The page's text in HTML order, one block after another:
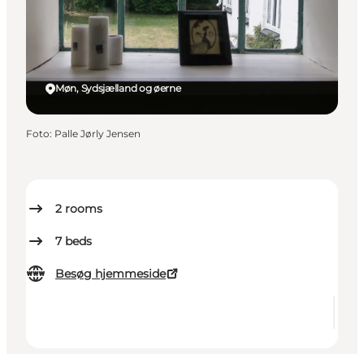
2 rooms
7 beds
Besøg hjemmeside
Møn, Sydsjælland og øerne
Foto: Palle Jørly Jensen